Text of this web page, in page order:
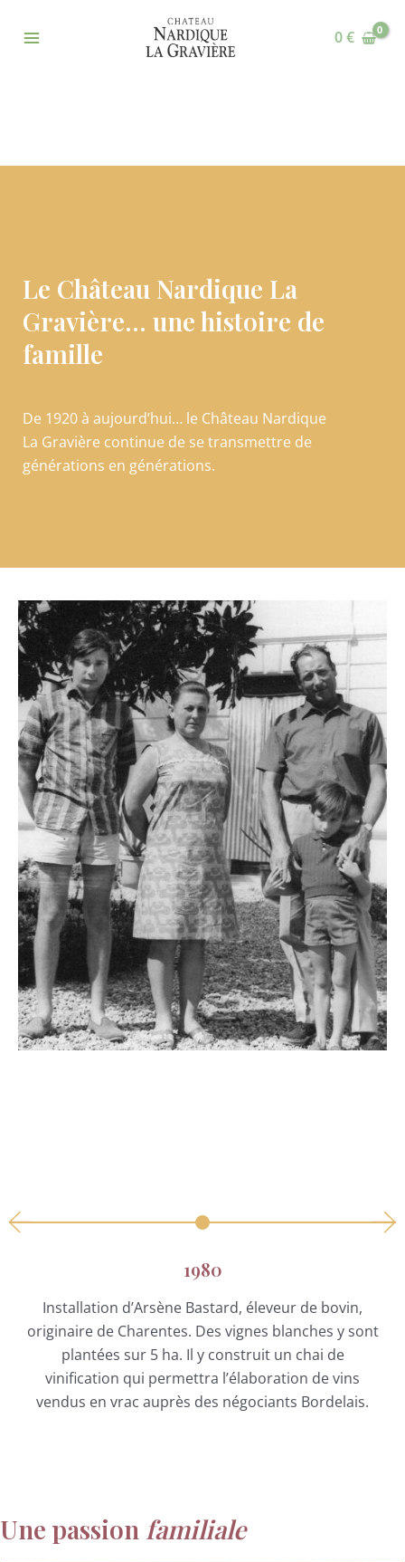
0€
Le Château Nardique La
Gravière… une histoire de
famille
De 1920 à aujourd’hui… le Château Nardique
La Gravière continue de se transmettre de
générations en générations.
1980
Installation d’Arsène Bastard, éleveur de bovin,
originaire de Charentes. Des vignes blanches y sont
plantées sur 5 ha. Il y construit un chai de
vinification qui permettra l’élaboration de vins
vendus en vrac auprès des négociants Bordelais.
Une passion familiale